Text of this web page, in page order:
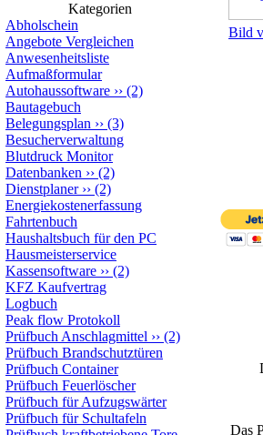
Kategorien
Abholschein
Angebote Vergleichen
Anwesenheitsliste
Aufmaßformular
Autohaussoftware ›› (2)
Bautagebuch
Belegungsplan ›› (3)
Besucherverwaltung
Blutdruck Monitor
Datenbanken ›› (2)
Dienstplaner›› (2)
Energiekostenerfassung
Fahrtenbuch
Haushaltsbuch für den PC
Hausmeisterservice
Kassensoftware ›› (2)
KFZ Kaufvertrag
Logbuch
Peak flow Protokoll
Prüfbuch Anschlagmittel ›› (2)
Prüfbuch Brandschutztüren
Prüfbuch Container
Prüfbuch Feuerlöscher
Prüfbuch für Aufzugswärter
Prüfbuch für Schultafeln
Bild
Das